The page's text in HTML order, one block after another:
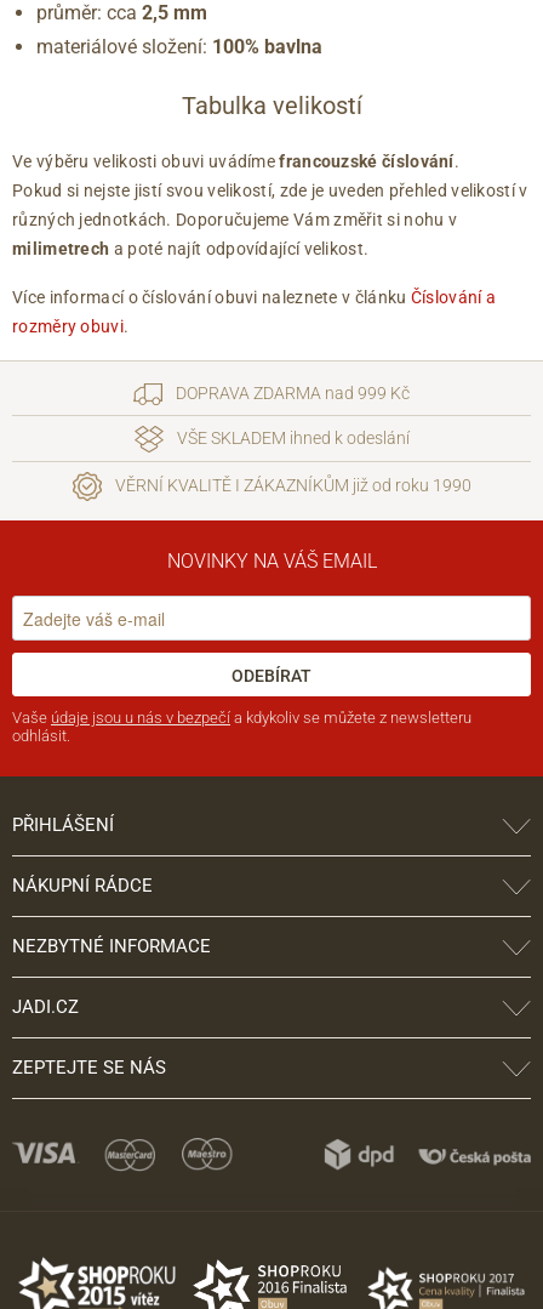
průměr: cca 2,5 mm
materiálové složení: 100% bavlna
Tabulka velikostí
Ve výběru velikosti obuvi uvádímefrancouzské číslování.
Pokud si nejste jistí svou velikostí, zde je uveden přehled velikostí v
různých jednotkách. Doporučujeme Vám změřit si nohu v
milimetrech a poté najít odpovídající velikost.
Více informací o číslování obuvi naleznete v článku Číslování a
rozměry obuvi.
DOPRAVA ZDARMA nad 999 Kč
VŠE SKLADEM ihned k odeslání
VĚRNÍ KVALITĚ I ZÁKAZNÍKŮM již od roku 1990
NOVINKY NA VÁŠ EMAIL
ODEBÍRAT
Vaše údaje jsou u nás v bezpečí a kdykoliv se můžete z newsletteru
odhlásit.
PŘIHLÁŠENÍ
NÁKUPNÍ RÁDCE
NEZBYTNÉ INFORMACE
JADI.CZ
ZEPTEJTE SE NÁS